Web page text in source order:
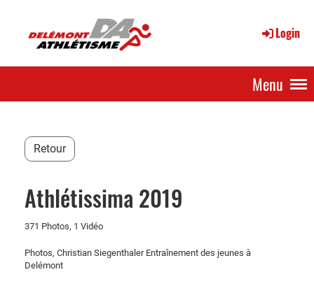
Login
Menu
Retour
Athlétissima 2019
371 Photos, 1 Vidéo
Photos, Christian Siegenthaler Entraînement des jeunes à
Delémont